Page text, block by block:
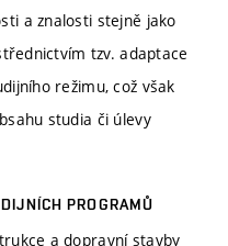
a znalosti stejně jako
tzv. adaptace
režimu, což však
studia či úlevy
PROGRAMŮ
a dopravní stavby